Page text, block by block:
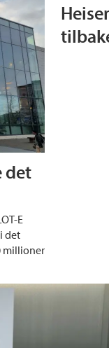
det
E
det
millioner